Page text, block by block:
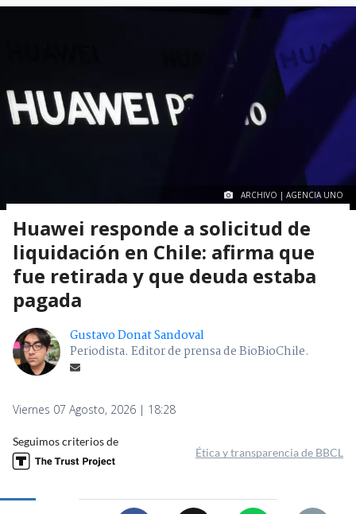
ARCHIVO | AGENCIA UNO
Huawei responde a solicitud de
liquidación en Chile: afirma que
fue retirada y que deuda estaba
pagada
Gustavo Donat Sandoval
Periodista. Editor de prensa de BioBioChile.
Viernes 07 Agosto, 2026 | 18:28
Seguimos criterios de
Ética y transparencia de BBCL